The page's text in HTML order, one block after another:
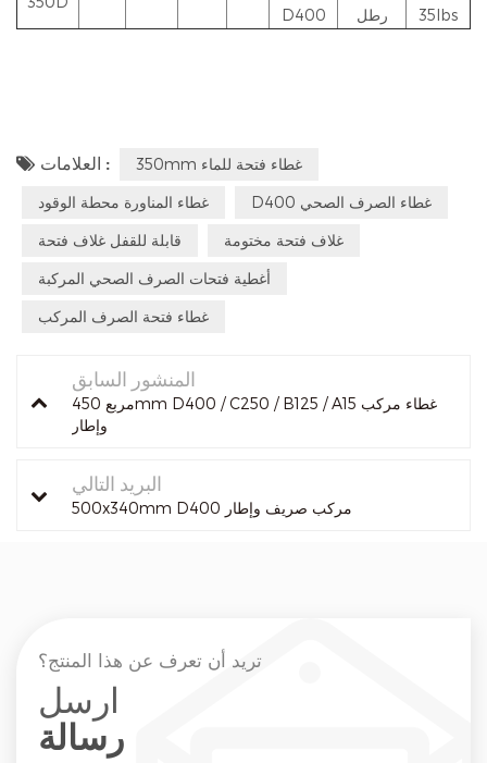
D400
رطل
35Ibs
العلامات : 350mm غطاء فتحة للماء
غطاء المناورة محطة الوقود D400 غطاء الصرف الصحي
قابلة للقفل غلاف فتحة غلاف فتحة مختومة
أغطية فتحات الصرف الصحي المركبة
غطاء فتحة الصرف المركب
المنشور السابق
مربع 450mm D400 / C250 / B125 / A15 غطاء مركب
وإطار
البريد التالي
500x340mm D400 مركب صريف وإطار
تريد أن تعرف عن هذا المنتج؟
ارسل
رسالة